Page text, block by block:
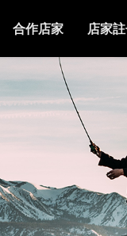
合作店家 店家